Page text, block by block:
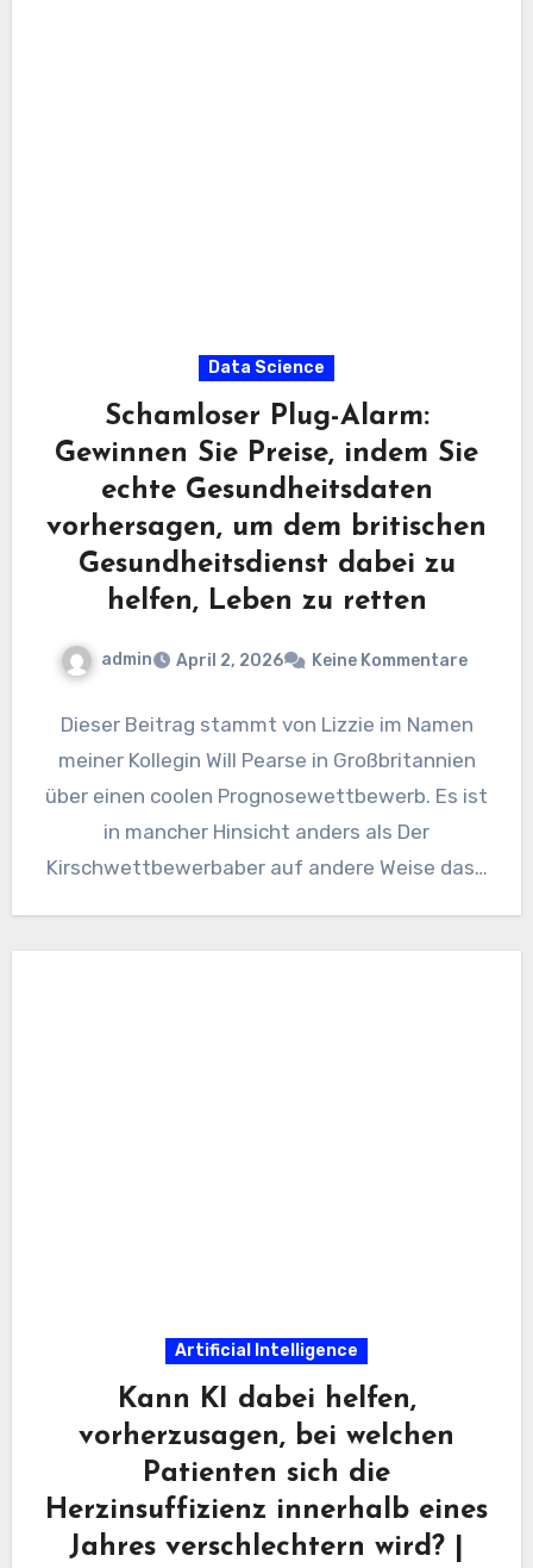
Data Science
Schamloser Plug-Alarm:
Gewinnen Sie Preise, indem Sie
echte Gesundheitsdaten
vorhersagen, um dem britischen
Gesundheitsdienst dabei zu
helfen, Leben zu retten
admin April 2, 2026 Keine Kommentare
Dieser Beitrag stammt von Lizzie im Namen
meiner Kollegin Will Pearse in Großbritannien
über einen coolen Prognosewettbewerb. Es ist
in mancher Hinsicht anders als Der
Kirschwettbewerbaber auf andere Weise das…
Artificial Intelligence
Kann KI dabei helfen,
vorherzusagen, bei welchen
Patienten sich die
Herzinsuffizienz innerhalb eines
Jahres verschlechtern wird? |